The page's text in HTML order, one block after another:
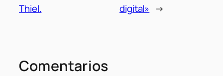
Thiel.
digital» →
Comentarios